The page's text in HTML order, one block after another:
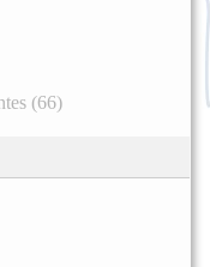
(66)